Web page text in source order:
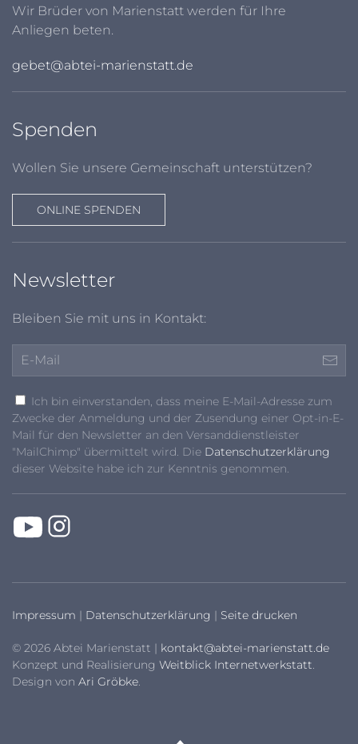
Wir Brüder von Marienstatt werden für Ihre
Anliegen beten.
gebet@abtei-marienstatt.de
Spenden
Wollen Sie unsere Gemeinschaft unterstützen?
ONLINE SPENDEN
Newsletter
Bleiben Sie mit uns in Kontakt:
Ich bin einverstanden, dass meine E-Mail-Adresse zum
Zwecke der Anmeldung und der Zusendung einer Opt-in-E-
Mail für den Newsletter an den Versanddienstleister
"MailChimp" übermittelt wird. Die Datenschutzerklärung
dieser Website habe ich zur Kenntnis genommen.
Impressum | Datenschutzerklärung | Seite drucken
© 2026 Abtei Marienstatt | kontakt@abtei-marienstatt.de
Konzept und Realisierung Weitblick Internetwerkstatt.
Design von Ari Gröbke.